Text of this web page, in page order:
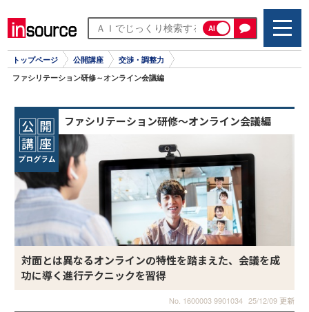
AI
トップページ 公開講座 交渉・調整力
ファシリテーション研修～オンライン会議編
ファシリテーション研修～オンライン会議編
対面とは異なるオンラインの特性を踏まえた、会議を成
功に導く進行テクニックを習得
No. 1600003 9901034 25/12/09 更新